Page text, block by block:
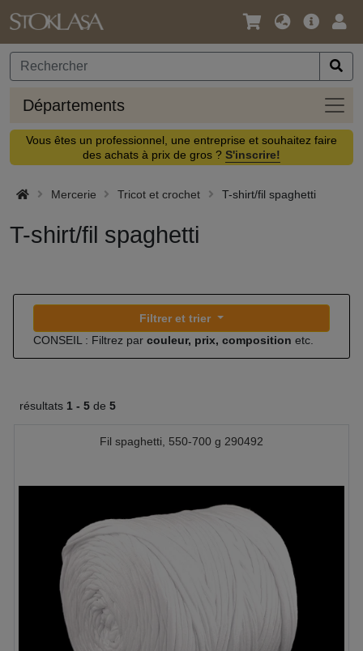
Langue
Devise
Offre
Départements
Vous êtes un professionnel, une entreprise et souhaitez faire
des achats à prix de gros ? S'inscrire!
Mercerie Tricot et crochet T-shirt/fil spaghetti
T-shirt/fil spaghetti
Filtrer et trier
CONSEIL : Filtrez par couleur, prix, composition etc.
résultats 1 - 5 de 5
Fil spaghetti, 550-700 g 290492